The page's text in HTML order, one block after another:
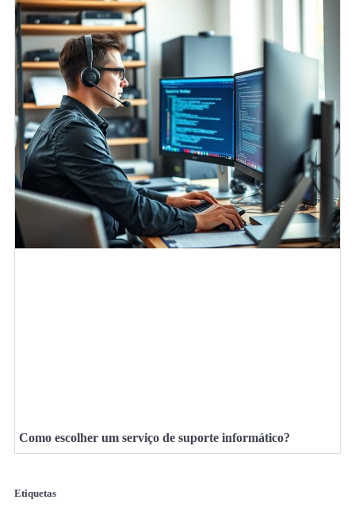
Como escolher um serviço de suporte informático?
Etiquetas